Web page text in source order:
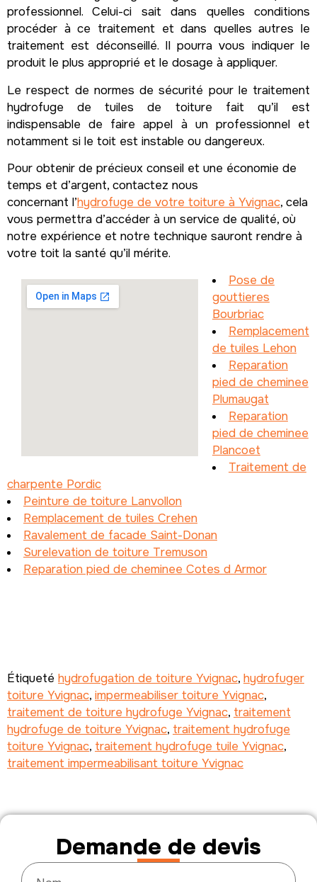
professionnel. Celui-ci sait dans quelles conditions
procéder à ce traitement et dans quelles autres le
traitement est déconseillé. Il pourra vous indiquer le
produit le plus approprié et le dosage à appliquer.
Le respect de normes de sécurité pour le traitement
hydrofuge de tuiles de toiture fait qu’il est
indispensable de faire appel à un professionnel et
notamment si le toit est instable ou dangereux.
Pour obtenir de précieux conseil et une économie de
temps et d’argent, contactez nous
concernant l’hydrofuge de votre toiture à Yvignac, cela
vous permettra d’accéder à un service de qualité, où
notre expérience et notre technique sauront rendre à
votre toit la santé qu’il mérite.
Pose de
gouttieres
Bourbriac
Remplacement
de tuiles Lehon
Reparation
pied de cheminee
Plumaugat
Reparation
pied de cheminee
Plancoet
Traitement de
charpente Pordic
Peinture de toiture Lanvollon
Remplacement de tuiles Crehen
Ravalement de facade Saint-Donan
Surelevation de toiture Tremuson
Reparation pied de cheminee Cotes d Armor
Étiqueté hydrofugation de toiture Yvignac, hydrofuger
toiture Yvignac, impermeabiliser toiture Yvignac,
traitement de toiture hydrofuge Yvignac, traitement
hydrofuge de toiture Yvignac, traitement hydrofuge
toiture Yvignac, traitement hydrofuge tuile Yvignac,
traitement impermeabilisant toiture Yvignac
Demande de devis